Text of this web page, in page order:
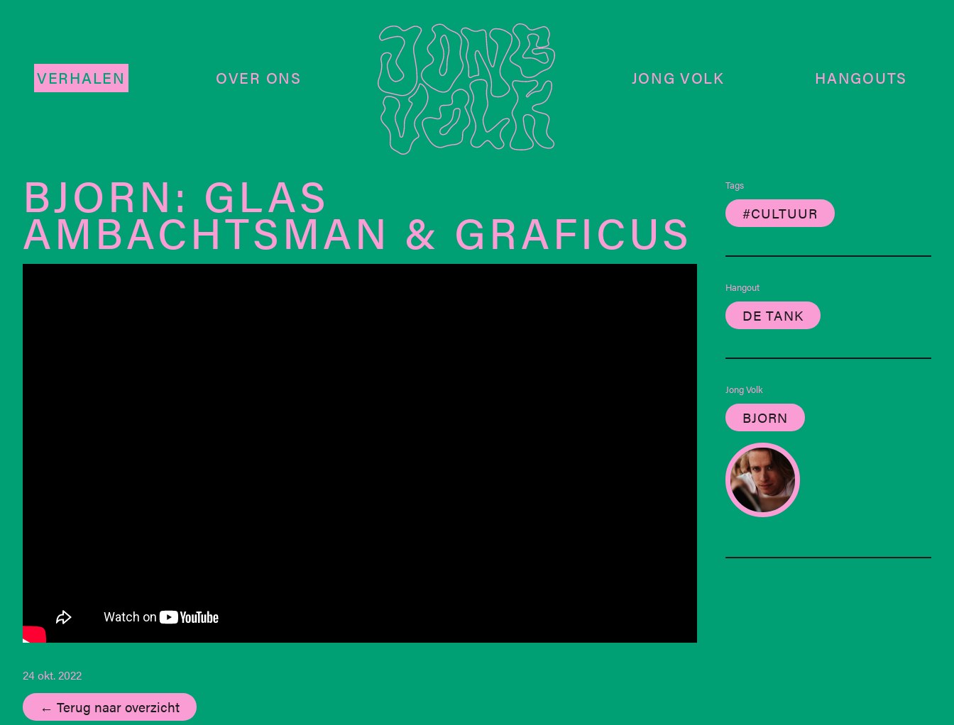
VERHALEN OVER ONS JONG VOLK HANGOUTS
BJORN: GLAS
AMBACHTSMAN & GRAFICUS
24 okt. 2022
← Terug naar overzicht
Tags
#CULTUUR
Hangout
DE TANK
Jong Volk
BJORN